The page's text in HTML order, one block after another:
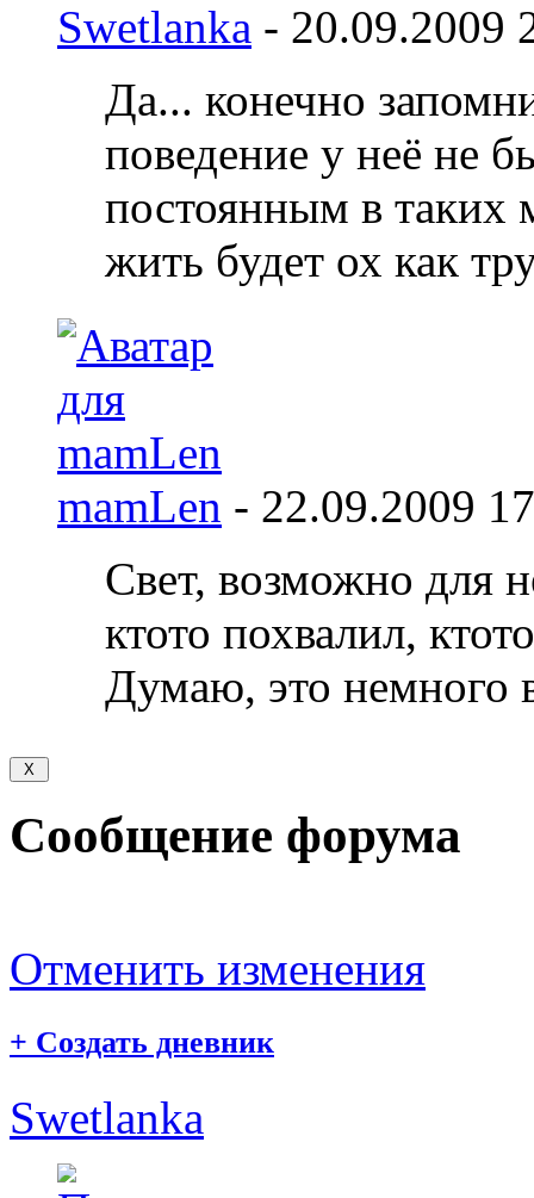
Swetlanka - 20.09.2009
Да... конечно
поведение у неё не
постоянным в таких
жить будет ох как
mamLen - 22.09.2009
Свет, возможно для
ктото похвалил,
Думаю, это немного
Сообщение форума
Отменить изменения
+ Создать дневник
Swetlanka